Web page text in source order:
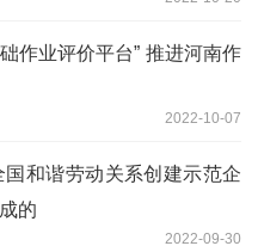
作业评价平台” 推进河南作
2022-10-07
国和谐劳动关系创建示范企
的
2022-09-30